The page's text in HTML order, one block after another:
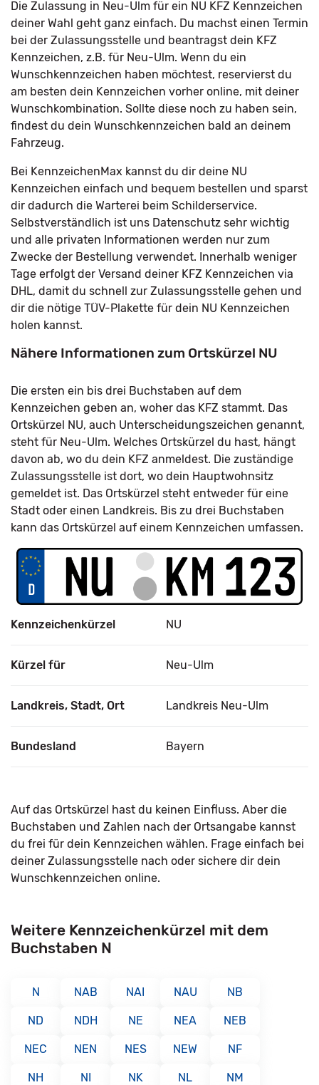
Die Zulassung in Neu-Ulm für ein NU KFZ Kennzeichen
deiner Wahl geht ganz einfach. Du machst einen Termin
bei der Zulassungsstelle und beantragst dein KFZ
Kennzeichen, z.B. für Neu-Ulm. Wenn du ein
Wunschkennzeichen haben möchtest, reservierst du
am besten dein Kennzeichen vorher online, mit deiner
Wunschkombination. Sollte diese noch zu haben sein,
findest du dein Wunschkennzeichen bald an deinem
Fahrzeug.
Bei KennzeichenMax kannst du dir deine NU
Kennzeichen einfach und bequem bestellen und sparst
dir dadurch die Warterei beim Schilderservice.
Selbstverständlich ist uns Datenschutz sehr wichtig
und alle privaten Informationen werden nur zum
Zwecke der Bestellung verwendet. Innerhalb weniger
Tage erfolgt der Versand deiner KFZ Kennzeichen via
DHL, damit du schnell zur Zulassungsstelle gehen und
dir die nötige TÜV-Plakette für dein NU Kennzeichen
holen kannst.
Nähere Informationen zum Ortskürzel NU
Die ersten ein bis drei Buchstaben auf dem
Kennzeichen geben an, woher das KFZ stammt. Das
Ortskürzel NU, auch Unterscheidungszeichen genannt,
steht für Neu-Ulm. Welches Ortskürzel du hast, hängt
davon ab, wo du dein KFZ anmeldest. Die zuständige
Zulassungsstelle ist dort, wo dein Hauptwohnsitz
gemeldet ist. Das Ortskürzel steht entweder für eine
Stadt oder einen Landkreis. Bis zu drei Buchstaben
kann das Ortskürzel auf einem Kennzeichen umfassen.
Kennzeichenkürzel NU
Kürzel für Neu-Ulm
Landkreis, Stadt, Ort Landkreis Neu-Ulm
Bundesland Bayern
Auf das Ortskürzel hast du keinen Einfluss. Aber die
Buchstaben und Zahlen nach der Ortsangabe kannst
du frei für dein Kennzeichen wählen. Frage einfach bei
deiner Zulassungsstelle nach oder sichere dir dein
Wunschkennzeichen online.
Weitere Kennzeichenkürzel mit dem
Buchstaben N
N NAB NAI NAU NB
ND NDH NE NEA NEB
NEC NEN NES NEW NF
NH NI NK NL NM